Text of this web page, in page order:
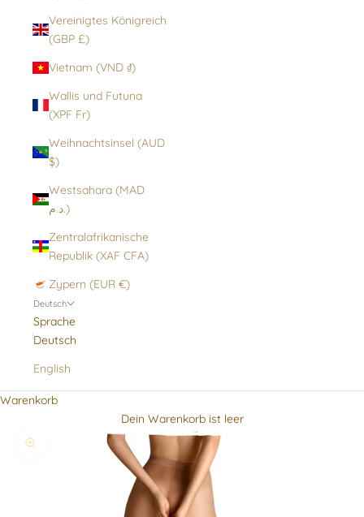
Vereinigtes Königreich
(GBP £)
Vietnam (VND ₫)
Wallis und Futuna
(XPF Fr)
Weihnachtsinsel (AUD
$)
Westsahara (MAD
د.م.)
Zentralafrikanische
Republik (XAF CFA)
Zypern (EUR €)
Deutsch
Sprache
Deutsch
English
Warenkorb
Dein Warenkorb ist leer
Bild vergrößern